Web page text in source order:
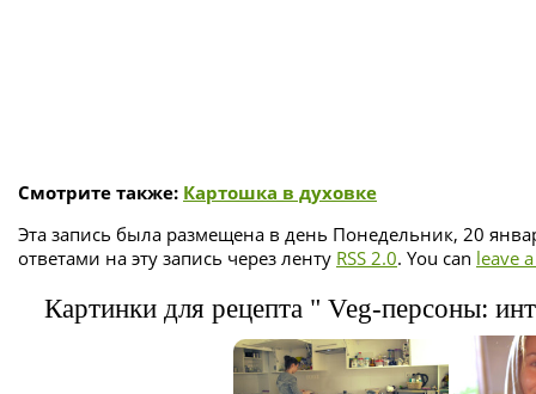
Смотрите также: Картошка в духовке
Эта запись была размещена в день Понедельник, 20
ответами на эту запись через ленту RSS 2.0. You can leave
Картинки для рецепта " Veg-персоны: